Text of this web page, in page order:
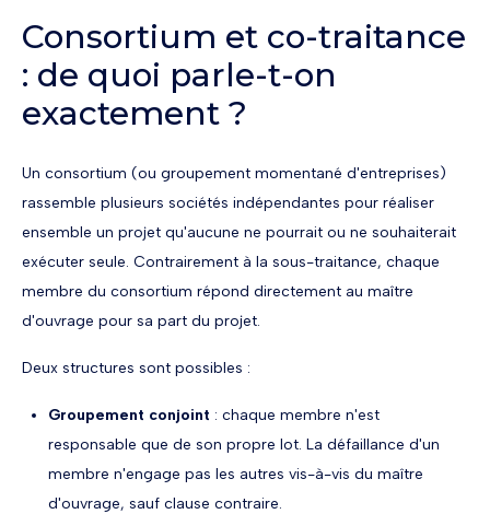
Consortium et co-traitance
: de quoi parle-t-on
exactement ?
Un consortium (ou groupement momentané d'entreprises)
rassemble plusieurs sociétés indépendantes pour réaliser
ensemble un projet qu'aucune ne pourrait ou ne souhaiterait
exécuter seule. Contrairement à la sous-traitance, chaque
membre du consortium répond directement au maître
d'ouvrage pour sa part du projet.
Deux structures sont possibles :
Groupement conjoint : chaque membre n'est
responsable que de son propre lot. La défaillance d'un
membre n'engage pas les autres vis-à-vis du maître
d'ouvrage, sauf clause contraire.